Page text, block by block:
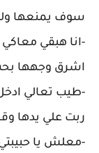
سوف يمنعها
-انا هبقي
اشرق وجهها
-طيب تعالي
ربت علي يدها
-معلش يا حبيبتي